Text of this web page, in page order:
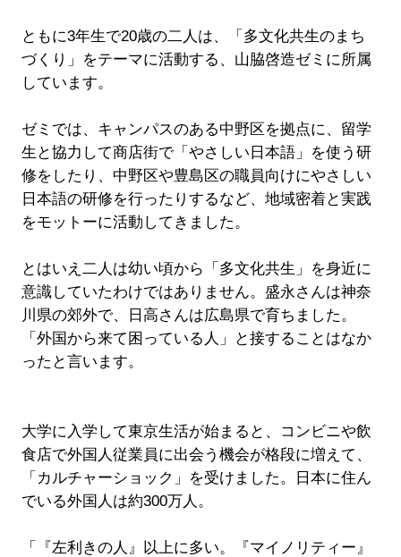
ともに3年生で20歳の二人は、「多文化共生のまち
づくり」をテーマに活動する、山脇啓造ゼミに所属
しています。
ゼミでは、キャンパスのある中野区を拠点に、留学
生と協力して商店街で「やさしい日本語」を使う研
修をしたり、中野区や豊島区の職員向けにやさしい
日本語の研修を行ったりするなど、地域密着と実践
をモットーに活動してきました。
とはいえ二人は幼い頃から「多文化共生」を身近に
意識していたわけではありません。盛永さんは神奈
川県の郊外で、日高さんは広島県で育ちました。
「外国から来て困っている人」と接することはなか
ったと言います。
大学に入学して東京生活が始まると、コンビニや飲
食店で外国人従業員に出会う機会が格段に増えて、
「カルチャーショック」を受けました。日本に住ん
でいる外国人は約300万人。
「『左利きの人』以上に多い。『マイノリティー』